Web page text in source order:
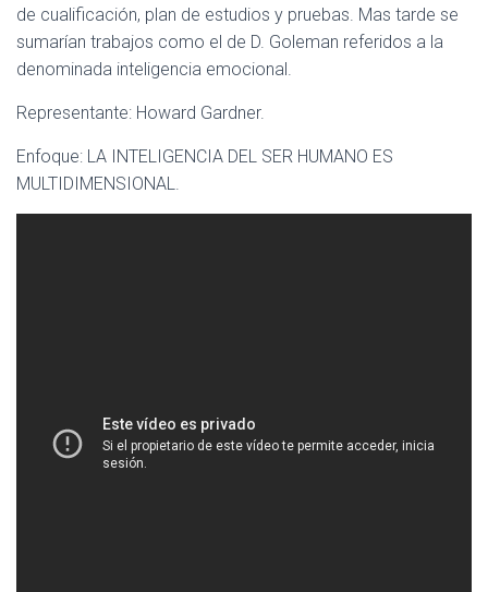
de cualificación, plan de estudios y pruebas. Mas tarde se
sumarían trabajos como el de D. Goleman referidos a la
denominada inteligencia emocional.
Representante: Howard Gardner.
Enfoque: LA INTELIGENCIA DEL SER HUMANO ES
MULTIDIMENSIONAL.